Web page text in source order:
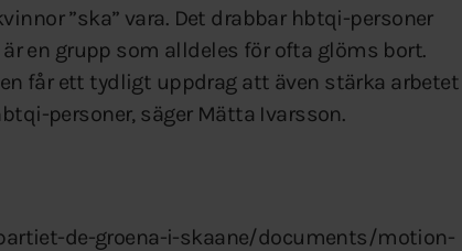
”ska” vara. Det drabbar hbtqi-personer
en grupp som alldeles för ofta glöms bort.
får ett tydligt uppdrag att även stärka arbetet
personer, säger Mätta Ivarsson.
de-groena-i-skaane/documents/motion-